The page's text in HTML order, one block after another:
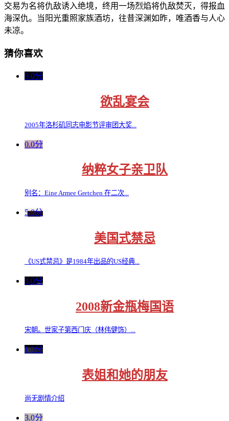
交易为名将仇敌诱入绝境，终用一场烈焰将仇敌焚灭，得报血
海深仇。当阳光重照家族酒坊，往昔深渊如昨，唯酒香与人心
未凉。
猜你喜欢
9.0分
欲乱宴会
2005年洛杉矶同志电影节评审团大奖...
0.0分
纳粹女子亲卫队
别名：Eine Armee Gretchen 在二次...
5.0分
美国式禁忌
《US式禁忌》是1984年出品的US经典...
3.0分
2008新金瓶梅国语
宋朝。世家子第西门庆（林伟健饰）...
1.0分
表姐和她的朋友
尚无剧情介绍
3.0分